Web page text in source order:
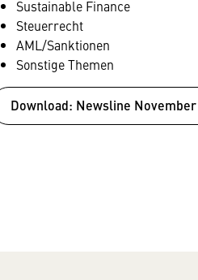
Sustainable Finance
Steuerrecht
AML/Sanktionen
Sonstige Themen
Download: Newsline